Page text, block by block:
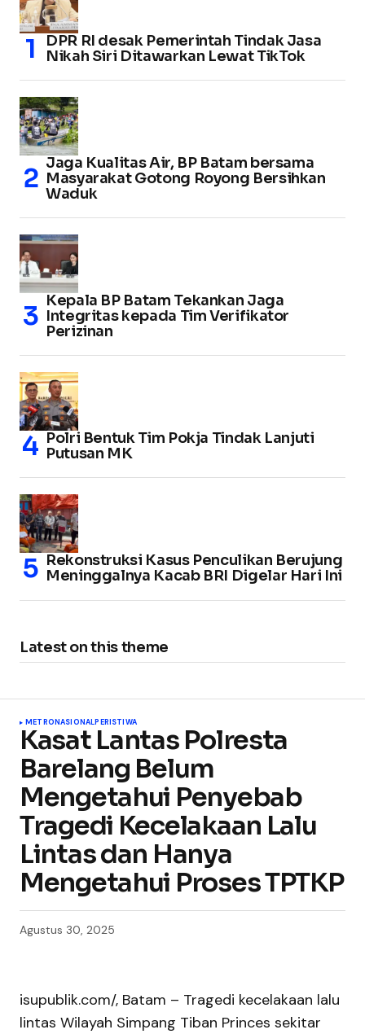
DPR RI desak Pemerintah Tindak Jasa
Nikah Siri Ditawarkan Lewat TikTok
Jaga Kualitas Air, BP Batam bersama
Masyarakat Gotong Royong Bersihkan
Waduk
Kepala BP Batam Tekankan Jaga
Integritas kepada Tim Verifikator
Perizinan
Polri Bentuk Tim Pokja Tindak Lanjuti
Putusan MK
Rekonstruksi Kasus Penculikan Berujung
Meninggalnya Kacab BRI Digelar Hari Ini
Latest on this theme
METRO NASIONALPERISTIWA
Kasat Lantas Polresta
Barelang Belum
Mengetahui Penyebab
Tragedi Kecelakaan Lalu
Lintas dan Hanya
Mengetahui Proses TPTKP
Agustus 30, 2025
isupublik.com/, Batam – Tragedi kecelakaan lalu
lintas Wilayah Simpang Tiban Princes sekitar